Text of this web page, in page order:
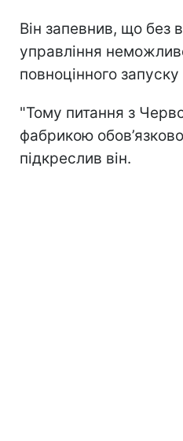
Він запевнив, що без
управління
повноцінного
"Тому питання з
фабрикою
підкреслив він.